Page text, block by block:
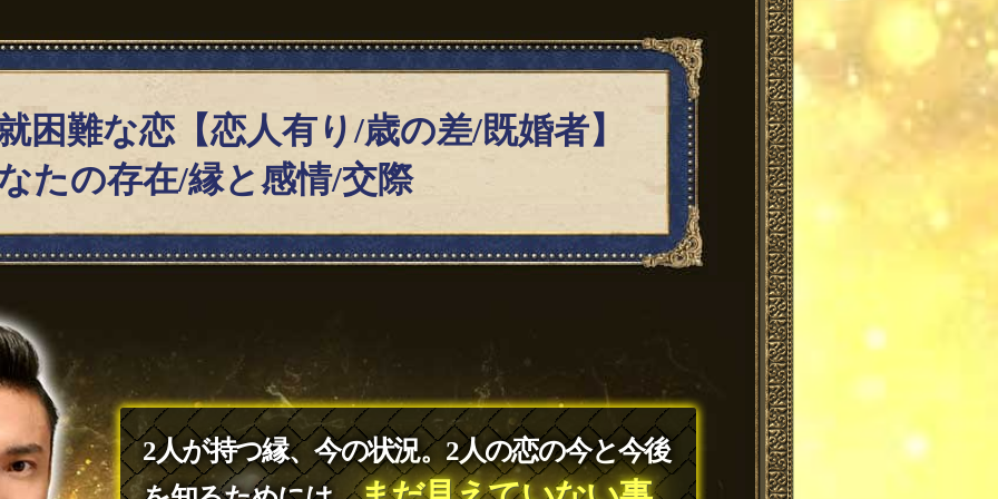
困難な恋【恋人有り/歳の差/既婚者】
たの存在/縁と感情/交際
2人が持つ縁、今の状況。2人の恋の今と今後